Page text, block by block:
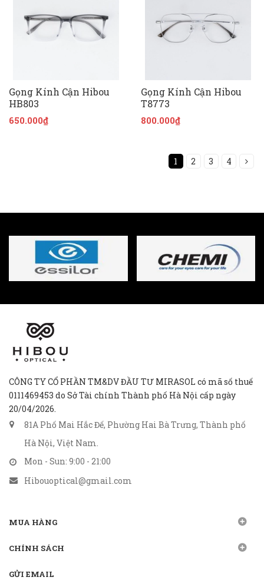
Gọng Kính Cận Hibou
HB803
650.000₫
Gọng Kính Cận Hibou
T8773
800.000₫
1 2 3 4
CÔNG TY CỔ PHẦN TM&DV ĐẦU TƯ MIRASOL có mã số thuế
0111469453 do Sở Tài chính Thành phố Hà Nội cấp ngày
20/04/2026.
81A Phố Mai Hắc Đế, Phường Hai Bà Trưng, Thành phố
Hà Nội, Việt Nam.
Mon - Sun: 9:00 - 21:00
Hibouoptical@gmail.com
MUA HÀNG
CHÍNH SÁCH
GỬI EMAIL